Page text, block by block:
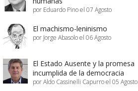
por Eduardo Pino el 07 Agosto
El machismo-leninismo
por Jorge Abasolo el 06 Agosto
El Estado Ausente y la promesa
incumplida de la democracia
por Aldo Cassinelli Capurro el 05 Agosto